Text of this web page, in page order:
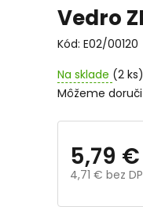
Vedro
Kód: E02/00120
Na sklade (2 ks)
Môžeme
5,79 €
4,71 € bez
cena: